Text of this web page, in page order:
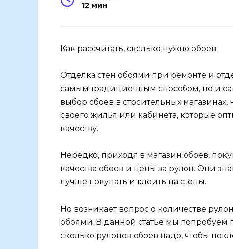
12 мин
Как рассчитать, сколько нужно обоев
Отделка стен обоями при ремонте и
самым традиционным способом, но и
выбор обоев в строительных
своего жилья или кабинета, которые
качеству.
Нередко, приходя в магазин обоев,
качества обоев и цены за рулон. Они
лучше покупать и клеить на стены.
Но возникает вопрос о количестве
обоями. В данной статье мы попробуем
сколько рулонов обоев надо, чтобы